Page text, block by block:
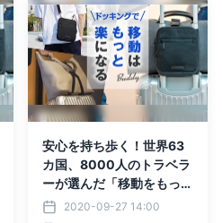
安心を持ち歩く！世界63
カ国、8000人のトラベラ
ーが選んだ「移動をもっと
楽にする」バッグがMaku
2020-09-27 14:00